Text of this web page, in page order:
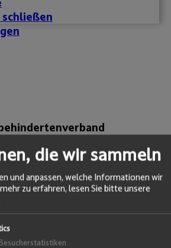
die wir sammeln
und anpassen, welche Informationen wir
zu erfahren, lesen Sie bitte unsere
schließen
vier
gegen die